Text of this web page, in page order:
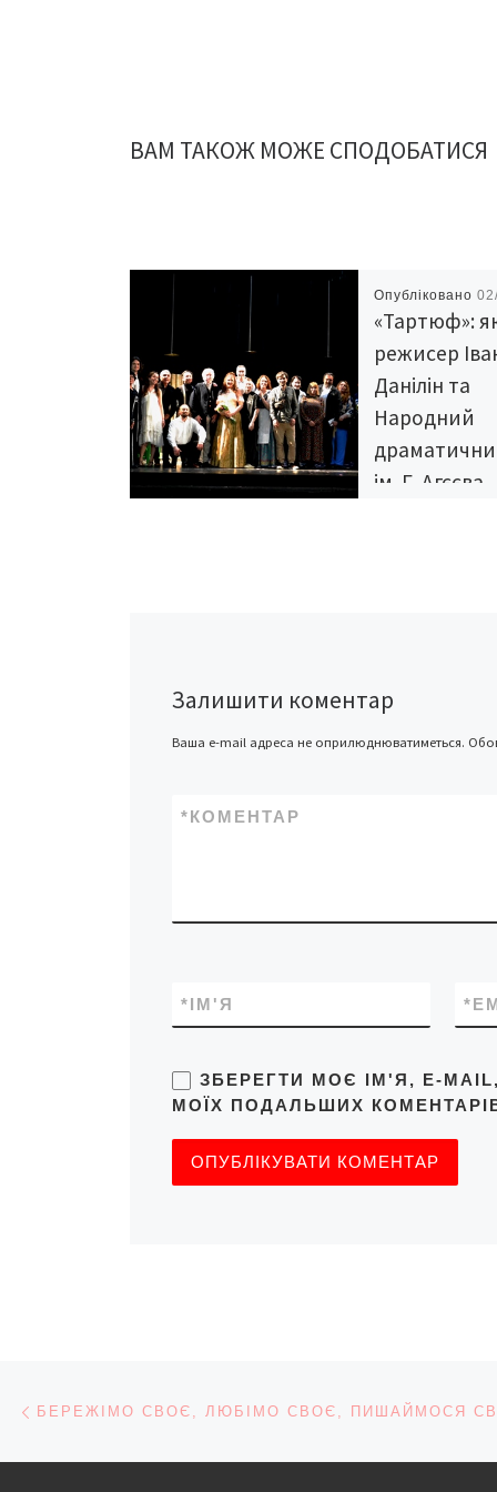
ВАМ ТАКОЖ МОЖЕ СПОДОБАТИСЯ
Опубліковано
«Тартюф»:
режисер
Данілін та
Народний
ім. Г. Агєєва
ще у XVII столітті,
часто
Залишити коментар
Ваша e-mail адреса не оприлюднюватиметься.
КОМЕНТАР
*
ІМ'Я
* *
ЗБЕРЕГТИ МОЄ ІМ'Я, E-
МОЇХ ПОДАЛЬШИХ
Навігація записів
БЕРЕЖІМО СВОЄ, ЛЮБІМО СВОЄ, ПИШАЙМОСЯ